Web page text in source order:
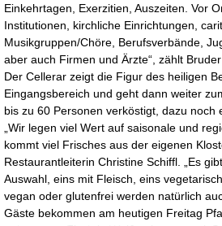
Einkehrtagen, Exerzitien, Auszeiten. Vor
Institutionen, kirchliche Einrichtungen,
Musikgruppen/Chöre, Berufsverbände,
aber auch Firmen und Ärzte“, zählt
Der Cellerar zeigt die Figur des heiligen
Eingangsbereich und geht dann weiter
bis zu 60 Personen verköstigt, dazu noch
„Wir legen viel Wert auf saisonale und
kommt viel Frisches aus der eigenen
Restaurantleiterin Christine Schiffl. „Es
Auswahl, eins mit Fleisch, eins
vegan oder glutenfrei werden natürlich
Gäste bekommen am heutigen Freitag